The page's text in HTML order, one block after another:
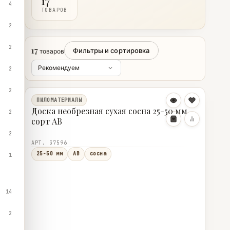
ТОВАРОВ
4
2
2
2
2
2
2
1
14
2
17 товаров Фильтры и сортировка
ПИЛОМАТЕРИАЛЫ
Доска необрезная сухая сосна 25-50 мм
сорт АВ
АРТ. 37596
25-50 мм
АВ сосна